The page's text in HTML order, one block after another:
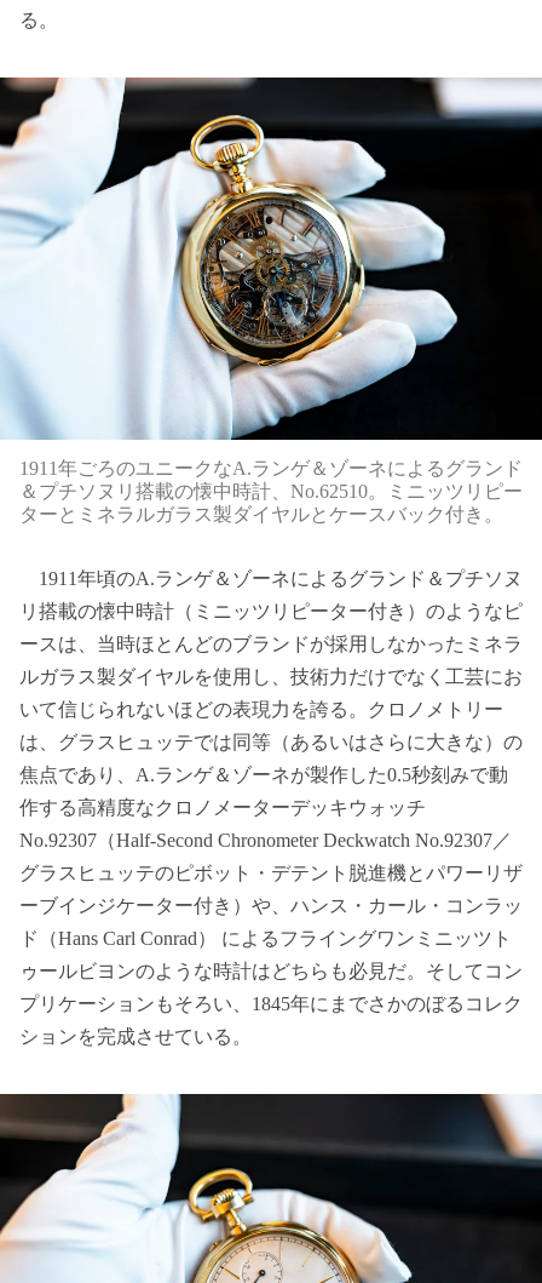
る。
1911年ごろのユニークなA.ランゲ＆ゾーネによるグランド
＆プチソヌリ搭載の懐中時計、No.62510。ミニッツリピー
ターとミネラルガラス製ダイヤルとケースバック付き。
1911年頃のA.ランゲ＆ゾーネによるグランド＆プチソヌ
リ搭載の懐中時計（ミニッツリピーター付き）のようなピ
ースは、当時ほとんどのブランドが採用しなかったミネラ
ルガラス製ダイヤルを使用し、技術力だけでなく工芸にお
いて信じられないほどの表現力を誇る。クロノメトリー
は、グラスヒュッテでは同等（あるいはさらに大きな）の
焦点であり、A.ランゲ＆ゾーネが製作した0.5秒刻みで動
作する高精度なクロノメーターデッキウォッチ
No.92307（Half-Second Chronometer Deckwatch No.92307／
グラスヒュッテのピボット・デテント脱進機とパワーリザ
ーブインジケーター付き）や、ハンス・カール・コンラッ
ド（Hans Carl Conrad） によるフライングワンミニッツト
ゥールビヨンのような時計はどちらも必見だ。そしてコン
プリケーションもそろい、1845年にまでさかのぼるコレク
ションを完成させている。